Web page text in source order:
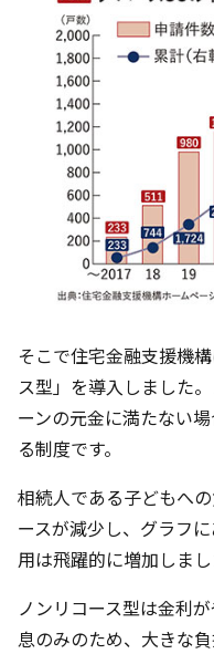
そこで住宅金融支援機
ス型」を導入しました
ーンの元金に満たない
る制度です。
相続人である子どもへ
ースが減少し、グラフ
用は飛躍的に増加しまし
ノンリコース型は金利
息のみのため、大きな